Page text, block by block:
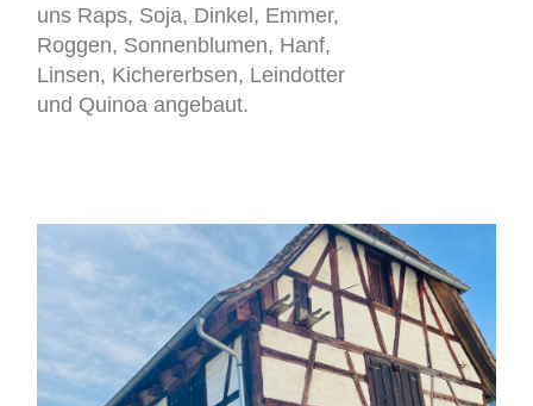
uns Raps, Soja, Dinkel, Emmer,
Roggen, Sonnenblumen, Hanf,
Linsen, Kichererbsen, Leindotter
und Quinoa angebaut.